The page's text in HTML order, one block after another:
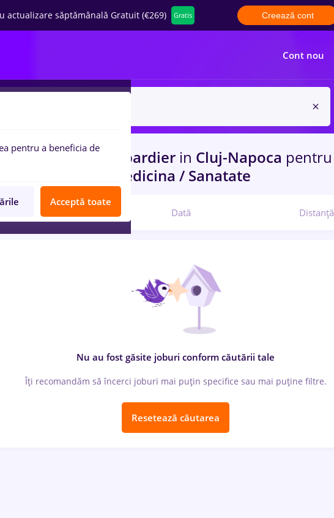
actualizare săptămânală Gratuit (€269) Gratis Creează cont
Cont nou
cu salarii bombardier in Cluj-Napoca pentru
/ Distributie, Medicina / Sanatate
Relevanță Dată Distanță
Nu au fost găsite joburi conform căutării tale
Îți recomandăm să încerci joburi mai puțin specifice sau mai puține filtre.
Resetează căutarea
pentru a beneficia de
Acceptă toate